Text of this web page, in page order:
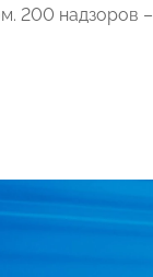
200 надзоров –